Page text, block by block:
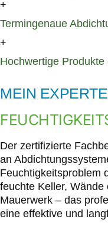
+
Termingenaue
+
Hochwertige Produkte
MEIN
Der zertifizierte
an
Feuchtigkeitsproblem
feuchte Keller,
Mauerwerk – das
eine effektive und